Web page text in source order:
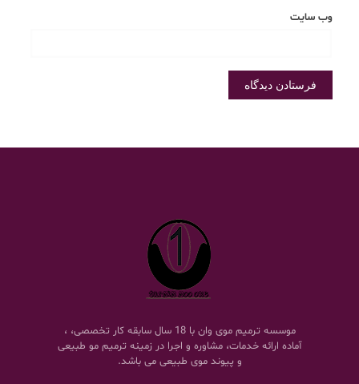
وب‌ سایت
موسسه ترمیم موی وان با 18 سال سابقه کار تخصصی، ،
آماده ارائه خدمات، مشاوره و اجرا در زمینه ترمیم مو طبیعی
و پیوند موی طبیعی می باشد.